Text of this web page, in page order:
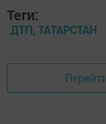
Теги:
ДТП, ТАТАРСТАН